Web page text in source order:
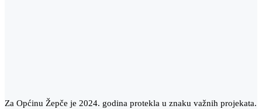
Za Općinu Žepče je 2024. godina protekla u znaku važnih projekata.